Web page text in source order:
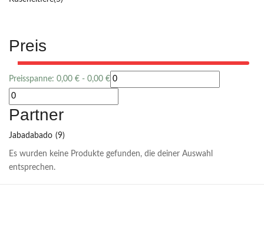
Preis
Preisspanne: 0,00 € - 0,00 €
Partner
Jabadabado (9)
Es wurden keine Produkte gefunden, die deiner Auswahl
entsprechen.